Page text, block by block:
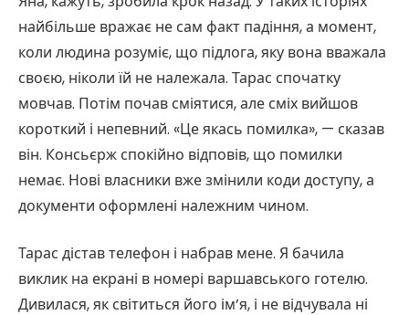
найбільше вражає не сам факт падіння, а момент,
коли людина розуміє, що підлога, яку вона вважала
своєю, ніколи їй не належала. Тарас спочатку
мовчав. Потім почав сміятися, але сміх вийшов
короткий і непевний. «Це якась помилка», — сказав
він. Консьєрж спокійно відповів, що помилки
немає. Нові власники вже змінили коди доступу, а
документи оформлені належним чином.
Тарас дістав телефон і набрав мене. Я бачила
виклик на екрані в номері варшавського готелю.
Дивилася, як світиться його ім’я, і не відчувала ні